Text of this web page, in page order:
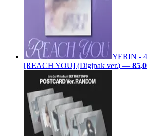
YERIN -
[REACH YOU] (Digipak ver.) —